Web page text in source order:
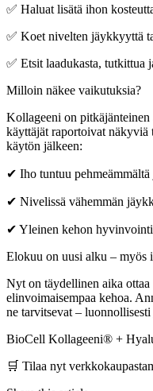
✅ Haluat lisätä ihon
✅ Koet nivelten jäykkyyttä
✅ Etsit laadukasta, tutkittua
Milloin näkee vaikutuksia?
Kollageeni on
käyttäjät raportoivat
käytön jälkeen:
✔ Iho tuntuu
✔ Nivelissä vähemmän
✔ Yleinen kehon hyvinvointi
Elokuu on uusi alku – myös
Nyt on täydellinen aika
elinvoimaisempaa kehoa.
ne tarvitsevat –
BioCell Kollageeni® +
🛒 Tilaa nyt